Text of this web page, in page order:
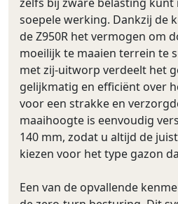
soepele werking. Dankzij de
de Z950R het vermogen om
moeilijk te maaien terrein te
met zij-uitworp verdeelt het
gelijkmatig en efficiënt over
voor een strakke en
maaihoogte is eenvoudig
140 mm, zodat u altijd de
kiezen voor het type gazon
Een van de opvallende